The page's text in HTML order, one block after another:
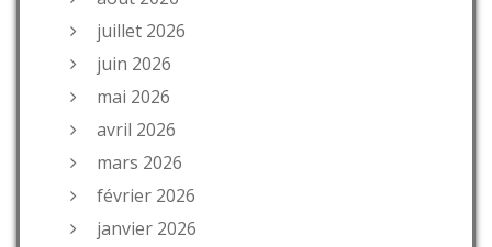
juillet 2026
juin 2026
mai 2026
avril 2026
mars 2026
février 2026
janvier 2026